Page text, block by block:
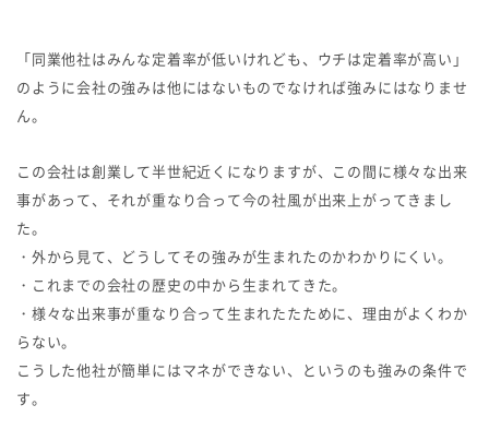
「同業他社はみんな定着率が低いけれども、ウチは定着率が高い」
のように会社の強みは他にはないものでなければ強みにはなりませ
ん。
この会社は創業して半世紀近くになりますが、この間に様々な出来
事があって、それが重なり合って今の社風が出来上がってきまし
た。
・外から見て、どうしてその強みが生まれたのかわかりにくい。
・これまでの会社の歴史の中から生まれてきた。
・様々な出来事が重なり合って生まれたたために、理由がよくわか
らない。
こうした他社が簡単にはマネができない、というのも強みの条件で
す。